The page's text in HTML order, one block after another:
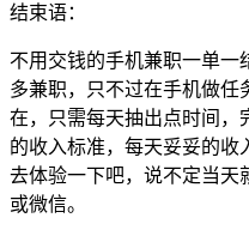
结束语：
不用交钱的手机兼职一单一
多兼职，只不过在手机做任
在，只需每天抽出点时间，
的收入标准，每天妥妥的收
去体验一下吧，说不定当天
或微信。